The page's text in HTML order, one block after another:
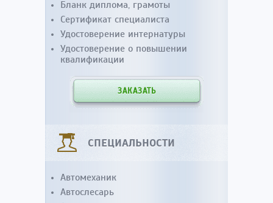
Бланк диплома, грамоты
Сертификат специалиста
Удостоверение интернатуры
Удостоверение о повышении
квалификации
ЗАКАЗАТЬ
СПЕЦИАЛЬНОСТИ
Автомеханик
Автослесарь